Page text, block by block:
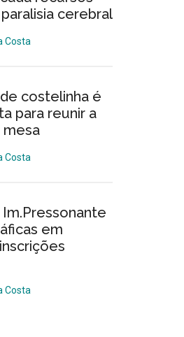
cerebral
Costa
costelinha é
para reunir a
mesa
Costa
em
Costa